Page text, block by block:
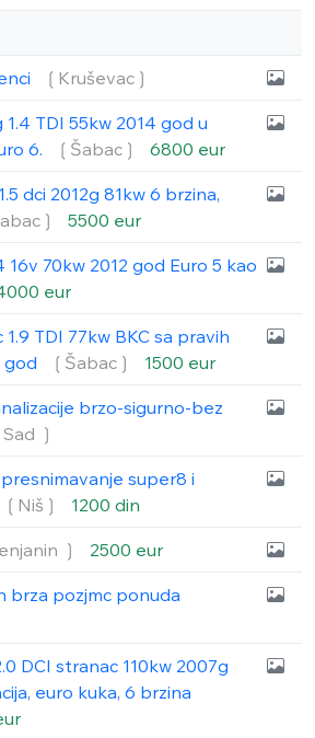
❲Kruševac❳
TDI 55kw 2014 god u
6.
❲Šabac❳ 6800 eur
dci 2012g 81kw 6 brzina,
5500 eur
16v 70kw 2012 god Euro 5 kao
eur
TDI 77kw BKC sa pravih
god
❲Šabac❳ 1500 eur
brzo-sigurno-bez
❳
super8 i
❲Niš❳ 1200 din
❳ 2500 eur
brza pozjmc ponuda
DCI stranac 110kw 2007g
euro kuka, 6 brzina